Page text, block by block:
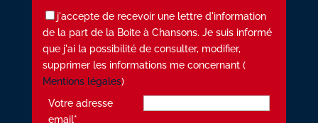
j'accepte de recevoir une lettre d'information
de la part de la Boite à Chansons. Je suis informé
que j'ai la possibilité de consulter, modifier,
supprimer les informations me concernant (
Mentions légales)
Votre adresse
email*